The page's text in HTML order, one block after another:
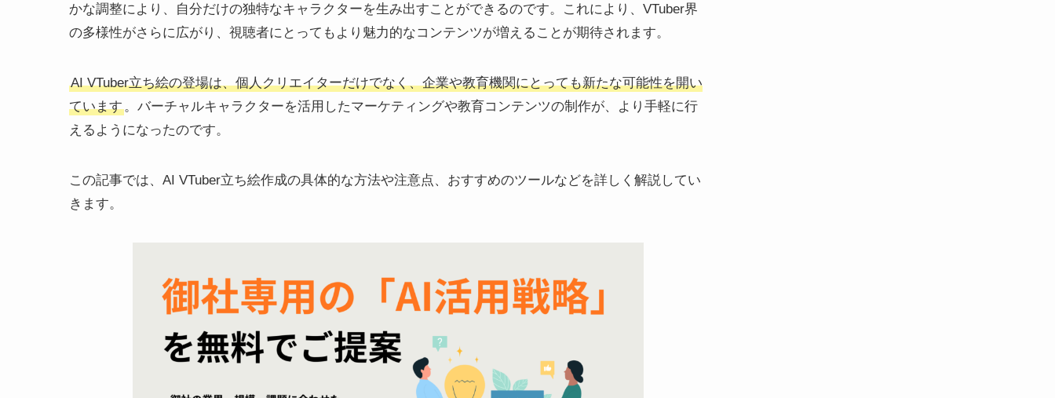
かな調整により、自分だけの独特なキャラクターを生み出すことができるのです。これにより、VTuber界
の多様性がさらに広がり、視聴者にとってもより魅力的なコンテンツが増えることが期待されます。
AI VTuber立ち絵の登場は、個人クリエイターだけでなく、企業や教育機関にとっても新たな可能性を開い
ています。バーチャルキャラクターを活用したマーケティングや教育コンテンツの制作が、より手軽に行
えるようになったのです。
この記事では、AI VTuber立ち絵作成の具体的な方法や注意点、おすすめのツールなどを詳しく解説してい
きます。